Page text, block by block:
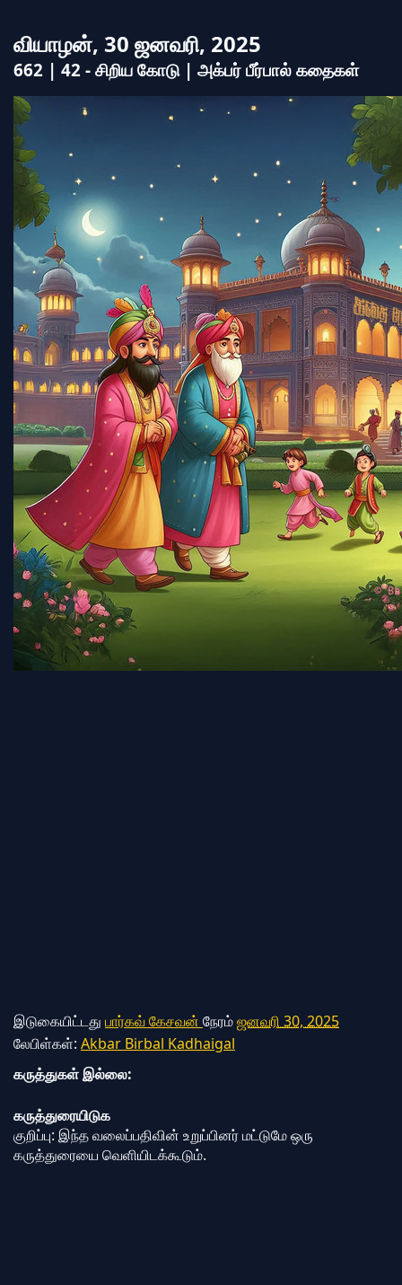
வியாழன், 30 ஜனவரி, 2025
662 | 42 - சிறிய கோடு | அக்பர் பீர்பால் கதைகள்
இடுகையிட்டது பார்கவ் கேசவன் நேரம்ஜனவரி 30, 2025
லேபிள்கள்: Akbar Birbal Kadhaigal
கருத்துகள் இல்லை:
கருத்துரையிடுக
குறிப்பு: இந்த வலைப்பதிவின் உறுப்பினர் மட்டுமே ஒரு
கருத்துரையை வெளியிடக்கூடும்.